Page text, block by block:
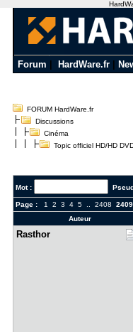
Forum HardWare.fr
FORUM HardWare.fr
Discussions
Cinéma
Topic officiel HD/HD
Mot :
Page : 1 2 3 4 5.. 2408 2409
Auteur
Rasthor